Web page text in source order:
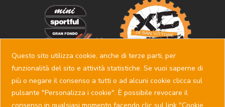
Questo sito utilizza cookie, anche di terze parti, per
funzionalità del sito e attività statistiche. Se vuoi saperne di
più o negare il consenso a tutti o ad alcuni cookie clicca sul
pulsante "Personalizza i cookie". È possibile revocare il